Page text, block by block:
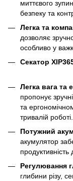
миттєвого
безпеку та
Легка та
дозволяє
особливо у
Секатор
Легка вага та
пропонує
та
тривалій роботі.
Потужний
акумулятор
продуктивність
Регулювання
глибини різу,